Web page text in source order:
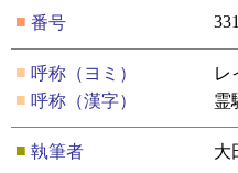
■ 番号
■ 呼称（ヨミ）
レ
■ 呼称（漢字） 霊
■ 執筆者 大